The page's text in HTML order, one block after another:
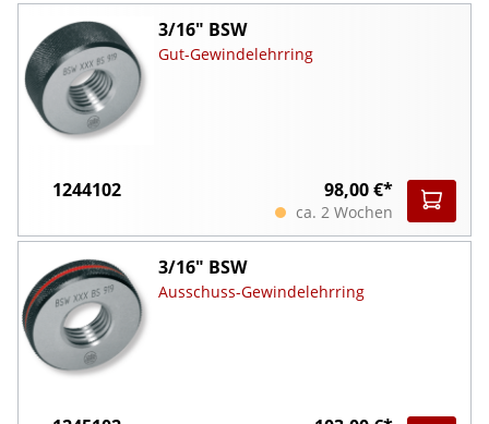
3/16" BSW
Gut-Gewindelehrring
1244102 98,00 €*
ca. 2 Wochen
3/16" BSW
Ausschuss-Gewindelehrring